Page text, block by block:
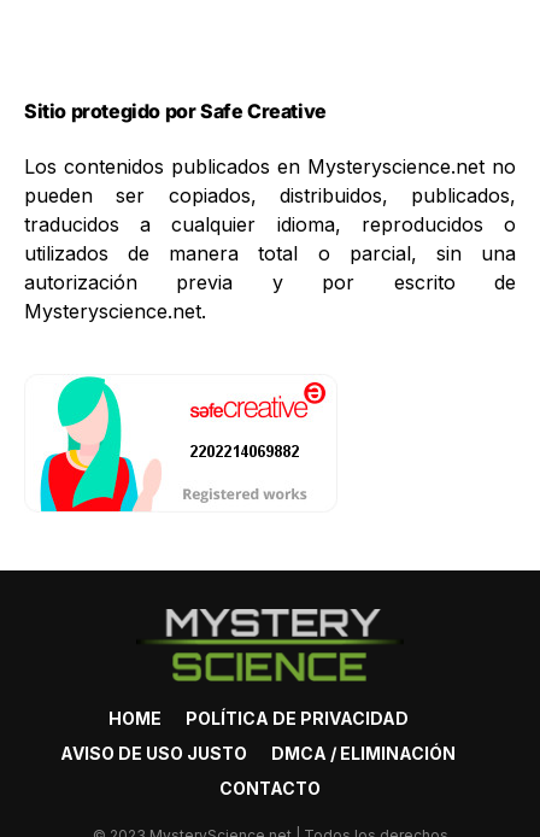
Sitio protegido por Safe Creative
Los contenidos publicados en Mysteryscience.net no
pueden ser copiados, distribuidos, publicados,
traducidos a cualquier idioma, reproducidos o
utilizados de manera total o parcial, sin una
autorización previa y por escrito de
Mysteryscience.net.
HOME
POLÍTICA DE PRIVACIDAD
AVISO DE USO JUSTO
DMCA / ELIMINACIÓN
CONTACTO